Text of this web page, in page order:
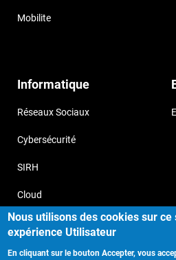
Mobilite
Informatique
Réseaux Sociaux
Cybersécurité
SIRH
Cloud
Nous utilisons des cookies sur
expérience Utilisateur
En cliquant sur le bouton Accepter, vous